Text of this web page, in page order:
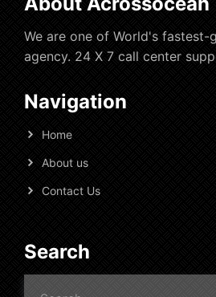
We are one of World's
agency. 24 X 7 call center
Navigation
Home
About us
Contact Us
Search